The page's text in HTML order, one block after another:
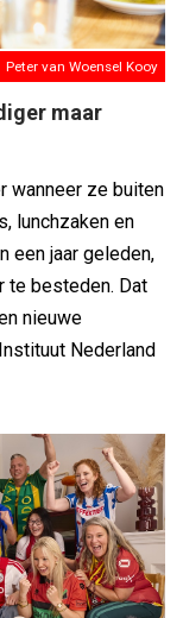
Peter van Woensel Kooy
maar
wanneer ze buiten
lunchzaken en
een jaar geleden,
te besteden. Dat
nieuwe
Nederland